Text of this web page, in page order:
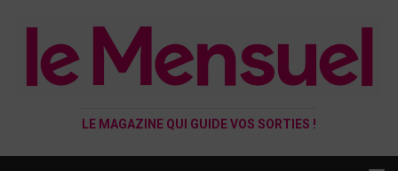
LE MAGAZINE QUI GUIDE VOS SORTIES !